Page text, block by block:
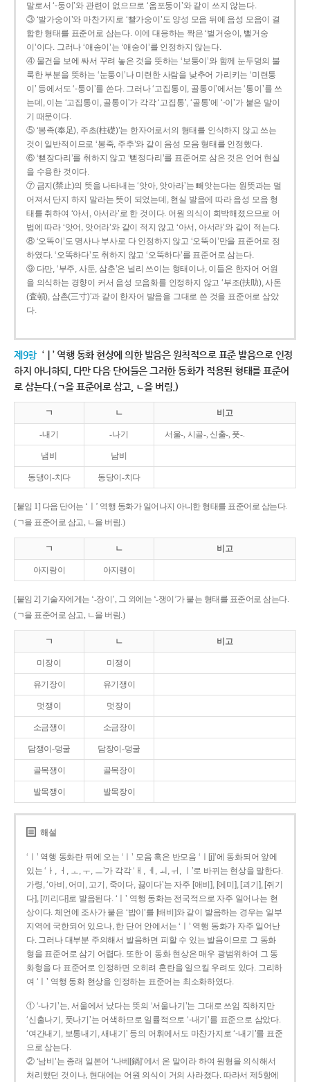
말로서 ‘-둥이’와 관련이 없으므로 ‘옴포둥이’와 같이 쓰지 않는다.
③ ‘발가숭이’와 마찬가지로 ‘빨가숭이’도 양성 모음 뒤에 음성 모음이 결
합한 형태를 표준어로 삼는다. 이에 대응하는 짝은 ‘벌거숭이, 뻘거숭
이’이다. 그러나 ‘애송이’는 ‘애숭이’를 인정하지 않는다.
④ 물건을 보에 싸서 꾸려 놓은 것을 뜻하는 ‘보퉁이’와 함께 눈두덩의 불
룩한 부분을 뜻하는 ‘눈퉁이’나 미련한 사람을 낮추어 가리키는 ‘미련퉁
이’ 등에서도 ‘-퉁이’를 쓴다. 그러나 ‘고집통이, 골통이’에서는 ‘통이’를 쓰
는데, 이는 ‘고집통이, 골통이’가 각각 ‘고집통’, ‘골통’에 ‘-이’가 붙은 말이
기 때문이다.
⑤ ‘봉족(奉足), 주초(柱礎)’는 한자어로서의 형태를 인식하지 않고 쓰는
것이 일반적이므로 ‘봉죽, 주추’와 같이 음성 모음 형태를 인정했다.
⑥ ‘뻗장다리’를 취하지 않고 ‘뻗정다리’를 표준어로 삼은 것은 언어 현실
을 수용한 것이다.
⑦ 금지(禁止)의 뜻을 나타내는 ‘앗아, 앗아라’는 빼앗는다는 원뜻과는 멀
어져서 단지 하지 말라는 뜻이 되었는데, 현실 발음에 따라 음성 모음 형
태를 취하여 ‘아서, 아서라’로 한 것이다. 어원 의식이 희박해졌으므로 어
법에 따라 ‘앗어, 앗어라’와 같이 적지 않고 ‘아서, 아서라’와 같이 적는다.
⑧ ‘오똑이’도 명사나 부사로 다 인정하지 않고 ‘오뚝이’만을 표준어로 정
하였다. ‘오똑하다’도 취하지 않고 ‘오뚝하다’를 표준어로 삼는다.
⑨ 다만, ‘부주, 사둔, 삼춘’은 널리 쓰이는 형태이나, 이들은 한자어 어원
을 의식하는 경향이 커서 음성 모음화를 인정하지 않고 ‘부조(扶助), 사돈
(査頓), 삼촌(三寸)’과 같이 한자어 발음을 그대로 쓴 것을 표준어로 삼았
다.
제9항 ‘ㅣ’ 역행 동화 현상에 의한 발음은 원칙적으로 표준 발음으로 인정
하지 아니하되, 다만 다음 단어들은 그러한 동화가 적용된 형태를 표준어
로 삼는다.(ㄱ을 표준어로 삼고, ㄴ을 버림.)
ㄱ ㄴ 비고
-내기 -나기 서울-, 시골-, 신출-, 풋-.
냄비 남비
동댕이-치다 동당이-치다
[붙임 1] 다음 단어는 ‘ㅣ’ 역행 동화가 일어나지 아니한 형태를 표준어로 삼는다.
(ㄱ을 표준어로 삼고, ㄴ을 버림.)
ㄱ ㄴ 비고
아지랑이 아지랭이
[붙임 2] 기술자에게는 ‘-장이’, 그 외에는 ‘-쟁이’가 붙는 형태를 표준어로 삼는다.
(ㄱ을 표준어로 삼고, ㄴ을 버림.)
ㄱ ㄴ 비고
미장이 미쟁이
유기장이 유기쟁이
멋쟁이 멋장이
소금쟁이 소금장이
담쟁이-덩굴 담장이-덩굴
골목쟁이 골목장이
발목쟁이 발목장이
해설
‘ㅣ’ 역행 동화란 뒤에 오는 ‘ㅣ’ 모음 혹은 반모음 ‘ㅣ[j]’에 동화되어 앞에
있는 ‘ㅏ, ㅓ, ㅗ, ㅜ, ㅡ’가 각각 ‘ㅐ, ㅔ, ㅚ, ㅟ, ㅣ’로 바뀌는 현상을 말한다.
가령, ‘아비, 어미, 고기, 죽이다, 끓이다’는 자주 [애비], [에미], [괴기], [쥐기
다], [끼리다]로 발음된다. ‘ㅣ’ 역행 동화는 전국적으로 자주 일어나는 현
상이다. 체언에 조사가 붙은 ‘밥이’를 [배비]와 같이 발음하는 경우는 일부
지역에 국한되어 있으나, 한 단어 안에서는 ‘ㅣ’ 역행 동화가 자주 일어난
다. 그러나 대부분 주의해서 발음하면 피할 수 있는 발음이므로 그 동화
형을 표준어로 삼기 어렵다. 또한 이 동화 현상은 매우 광범위하여 그 동
화형을 다 표준어로 인정하면 오히려 혼란을 일으킬 우려도 있다. 그리하
여 ‘ㅣ’ 역행 동화 현상을 인정하는 표준어는 최소화하였다.
① ‘-나기’는, 서울에서 났다는 뜻의 ‘서울나기’는 그대로 쓰임 직하지만
‘신출나기, 풋나기’는 어색하므로 일률적으로 ‘-내기’를 표준으로 삼았다.
‘여간내기, 보통내기, 새내기’ 등의 어휘에서도 마찬가지로 ‘-내기’를 표준
으로 삼는다.
② ‘남비’는 종래 일본어 ‘나베[鍋]’에서 온 말이라 하여 원형을 의식해서
처리했던 것이나, 현대에는 어원 의식이 거의 사라졌다. 따라서 제5항에